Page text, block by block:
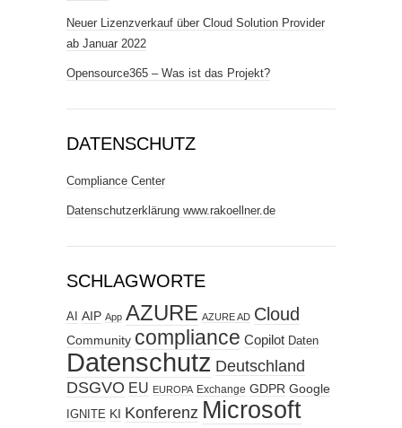
Neuer Lizenzverkauf über Cloud Solution Provider
ab Januar 2022
Opensource365 – Was ist das Projekt?
DATENSCHUTZ
Compliance Center
Datenschutzerklärung www.rakoellner.de
SCHLAGWORTE
AI AIP App AZURE AZURE AD Cloud
Community compliance Copilot Daten
Datenschutz Deutschland
DSGVO EU EUROPA Exchange GDPR Google
IGNITE KI Konferenz Microsoft